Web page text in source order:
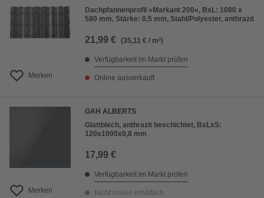
Merken
Dachpfannenprofil »Markant 200«, BxL: 1080 x
580 mm, Stärke: 0,5 mm, Stahl/Polyester, anthrazit
21,99 € (35,11 € / m²)
Verfügbarkeit im Markt prüfen
Online ausverkauft
Merken
GAH ALBERTS
Glattblech, anthrazit beschichtet, BxLxS:
120x1000x0,8 mm
17,99 €
Verfügbarkeit im Markt prüfen
Nicht online erhältlich